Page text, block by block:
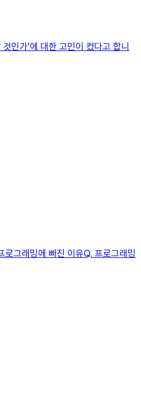
인가’에 대한 고민이 컸다고 합니
그래밍에 빠진 이유Q. 프로그래밍